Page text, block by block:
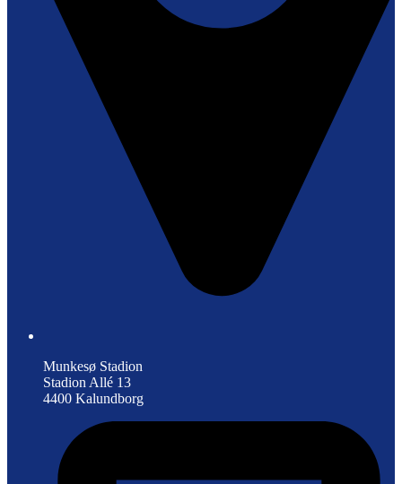
Munkesø Stadion
Stadion Allé 13
4400 Kalundborg